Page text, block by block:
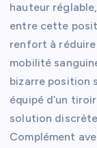
hauteur
entre cette
renfort à
mobilité
bizarre position
équipé d’un
solution
Complément